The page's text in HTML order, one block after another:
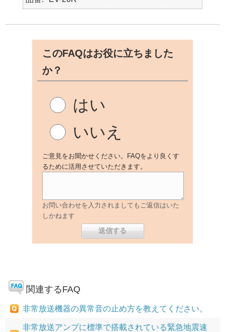
このFAQはお役に立ちました
か？
はい
いいえ
ご意見をお聞かせください。FAQをより良くす
るために活用させていただきます。
お問い合わせを入力されましてもご返信はいた
しかねます
関連するFAQ
非常放送機器の異常音の止め方を教えてください。
非常放送アンプに標準で搭載されている緊急地震速